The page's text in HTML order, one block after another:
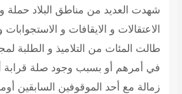
شهدت العديد من مناطق البلاد
الاعتقالات و الايقافات و الاستجوابات
طالت المئات من التلاميذ و الطلبة
في أمرهم أو بسبب وجود صلة قرابة
زمالة مع أحد الموقوفين السابقين